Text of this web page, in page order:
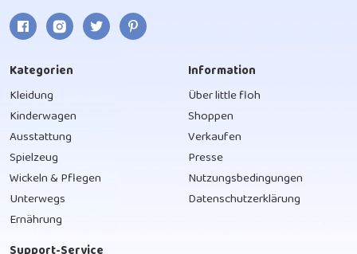
Kategorien
Kleidung
Kinderwagen
Ausstattung
Spielzeug
Wickeln & Pflegen
Unterwegs
Ernährung
Information
Über little floh
Shoppen
Verkaufen
Presse
Nutzungsbedingungen
Datenschutzerklärung